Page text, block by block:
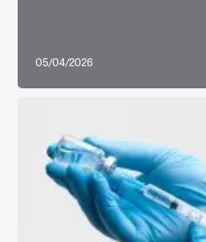
05/04/2026